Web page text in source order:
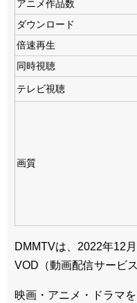
アニメ作品数
ダウンロード
倍速再生
同時視聴
テレビ視聴
画質
DMMTVは、2022年12
VOD（動画配信サービス
映画・アニメ・ドラマ